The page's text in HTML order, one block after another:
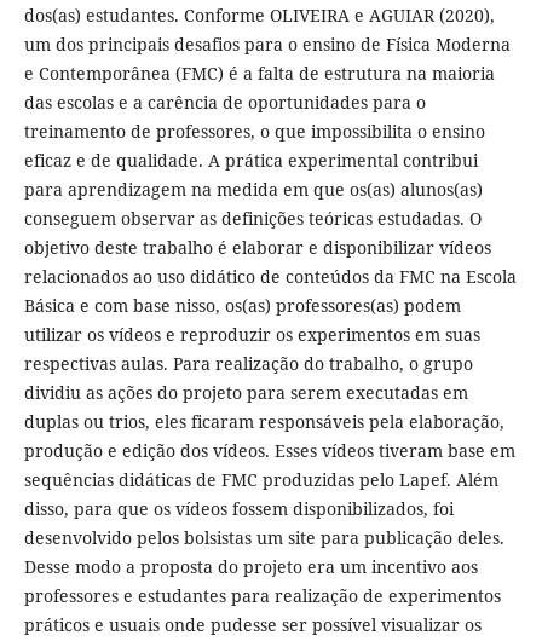
dos(as) estudantes. Conforme OLIVEIRA e AGUIAR (2020),
um dos principais desafios para o ensino de Física Moderna
e Contemporânea (FMC) é a falta de estrutura na maioria
das escolas e a carência de oportunidades para o
treinamento de professores, o que impossibilita o ensino
eficaz e de qualidade. A prática experimental contribui
para aprendizagem na medida em que os(as) alunos(as)
conseguem observar as definições teóricas estudadas. O
objetivo deste trabalho é elaborar e disponibilizar vídeos
relacionados ao uso didático de conteúdos da FMC na Escola
Básica e com base nisso, os(as) professores(as) podem
utilizar os vídeos e reproduzir os experimentos em suas
respectivas aulas. Para realização do trabalho, o grupo
dividiu as ações do projeto para serem executadas em
duplas ou trios, eles ficaram responsáveis pela elaboração,
produção e edição dos vídeos. Esses vídeos tiveram base em
sequências didáticas de FMC produzidas pelo Lapef. Além
disso, para que os vídeos fossem disponibilizados, foi
desenvolvido pelos bolsistas um site para publicação deles.
Desse modo a proposta do projeto era um incentivo aos
professores e estudantes para realização de experimentos
práticos e usuais onde pudesse ser possível visualizar os